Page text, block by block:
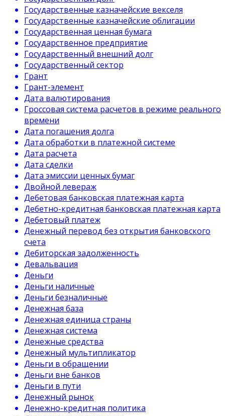
Государственные казначейские векселя
Государственные казначейские облигации
Государственная ценная бумага
Государственное предприятие
Государственный внешний долг
Государственный сектор
Грант
Грант-элемент
Дата валютирования
Гроссовая система расчетов в режиме реального
времени
Дата погашения долга
Дата обработки в платежной системе
Дата расчета
Дата сделки
Дата эмиссии ценных бумаг
Двойной левераж
Дебетовая банковская платежная карта
Дебетно-кредитная банковская платежная карта
Дебетовый платеж
Денежный перевод без открытия банковского
счета
Дебиторская задолженность
Девальвация
Деньги
Деньги наличные
Деньги безналичные
Денежная база
Денежная единица страны
Денежная система
Денежные средства
Денежный мультипликатор
Деньги в обращении
Деньги вне банков
Деньги в пути
Денежный рынок
Денежно-кредитная политика